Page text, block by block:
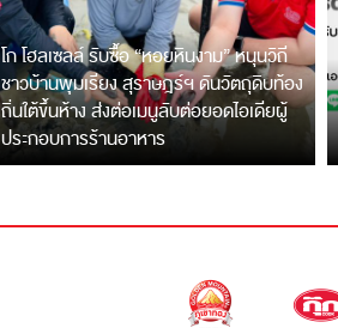
โก โฮลเซลล์ รับซื้อ “หอยหินงาม” หนุนวิถี
ชาวบ้านพุมเรียง สุราษฎร์ฯ ดันวัตถุดิบท้อง
ถิ่นใต้ขึ้นห้าง ส่งต่อเมนูลับต่อยอดไอเดียผู้
ประกอบการร้านอาหาร